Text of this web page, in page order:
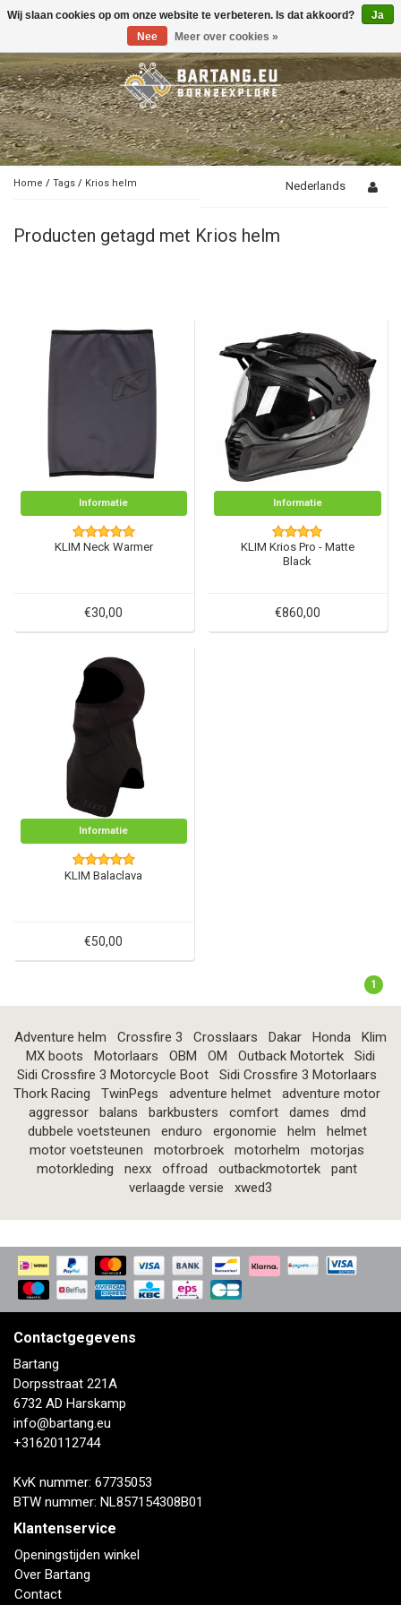
Toggle
Home / Tags / Krios helm Nederlands
Producten getagd met Krios helm
Informatie
KLIM Neck Warmer
€30,00
Informatie
KLIM Krios Pro - Matte
Black
€860,00
Informatie
KLIM Balaclava
€50,00
1
Adventure helm Crossfire 3 Crosslaars Dakar Honda
Klim
MX boots
Motorlaars OBM OM Outback Motortek
Sidi
Sidi Crossfire 3 Motorcycle Boot
Sidi Crossfire 3 Motorlaars
Thork Racing
TwinPegs adventure helmet
adventure motor
aggressor
balans barkbusters comfort dames
dmd
dubbele voetsteunen
enduro ergonomie helm
helmet
motor voetsteunen
motorbroek motorhelm
motorjas
motorkleding
nexx offroad outbackmotortek
pant
verlaagde versie
xwed3
Contactgegevens
Bartang
Dorpsstraat 221A
6732 AD Harskamp
info@bartang.eu
+31620112744
KvK nummer: 67735053
BTW nummer: NL857154308B01
Klantenservice
Openingstijden winkel
Over Bartang
Contact
Wij slaan cookies op om onze website te verbeteren. Is dat akkoord?
Ja
Nee
Meer over cookies »